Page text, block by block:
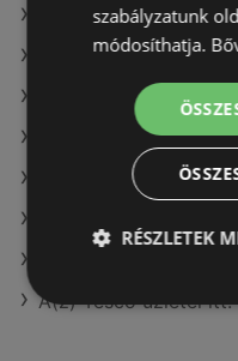
A(z) Penny-Market
A(z) G'Roby ajánlatai
A(z) CBA aktuális
A(z) COOP Szolnok
A(z) Spar aktuális
A(z) Tesco üzletei
szabályzatunk
módosíthatja.
RÉSZLETEK